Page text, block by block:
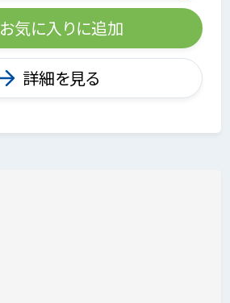
お気に入りに追加
詳細を見る